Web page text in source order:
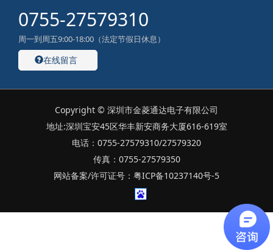
0755-27579310
周一到周五9:00-18:00（法定节假日休息）
在线留言
Copyright © 深圳市金菱通达电子有限公司
地址:深圳宝安45区华丰新安商务大厦616-619室
电话：0755-27579310/27579320
传真：0755-27579350
网站备案/许可证号：粤ICP备10237140号-5